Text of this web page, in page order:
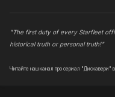
"The first duty of every Starfleet
historical truth or personal truth!"
Читайте наш канал про сериал "Дискавери"